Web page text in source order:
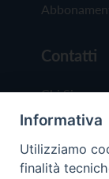
Contatti
Chi Siamo
Redazione
Scrivici
Informativa
Utilizziamo
finalità